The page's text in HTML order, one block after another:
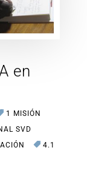
en
1 MISIÓN
SVD
4.1